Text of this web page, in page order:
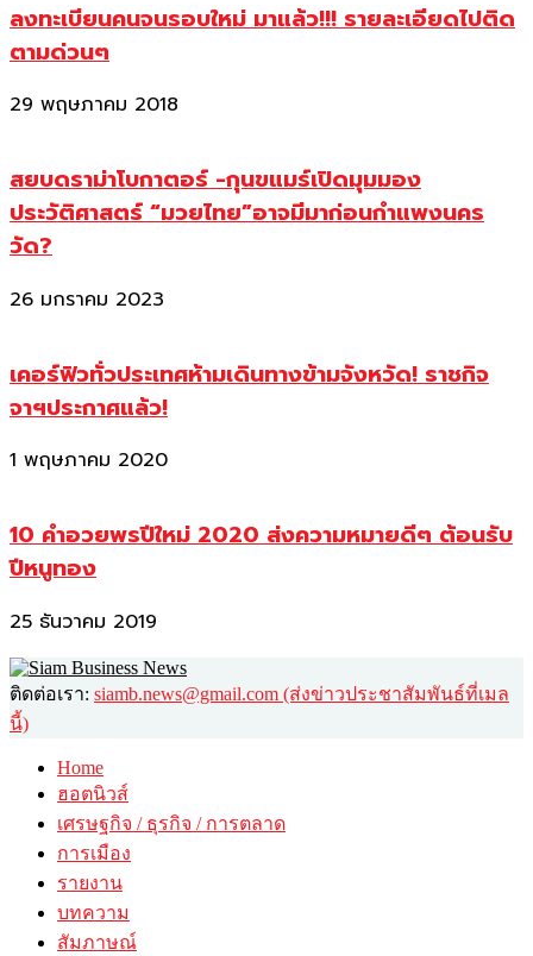
ลงทะเบียนคนจนรอบใหม่ มาแล้ว!!! รายละเอียดไปติด
ตามด่วนๆ
29 พฤษภาคม 2018
สยบดราม่าโบกาตอร์ -กุนขแมร์เปิดมุมมอง
ประวัติศาสตร์ “มวยไทย”อาจมีมาก่อนกำแพงนคร
วัด?
26 มกราคม 2023
เคอร์ฟิวทั่วประเทศห้ามเดินทางข้ามจังหวัด! ราชกิจ
จาฯประกาศแล้ว!
1 พฤษภาคม 2020
10 คำอวยพรปีใหม่ 2020 ส่งความหมายดีๆ ต้อนรับ
ปีหนูทอง
25 ธันวาคม 2019
ติดต่อเรา: siamb.news@gmail.com (ส่งข่าวประชาสัมพันธ์ที่เมล
นี้)
Home
ฮอตนิวส์
เศรษฐกิจ / ธุรกิจ / การตลาด
การเมือง
รายงาน
บทความ
สัมภาษณ์